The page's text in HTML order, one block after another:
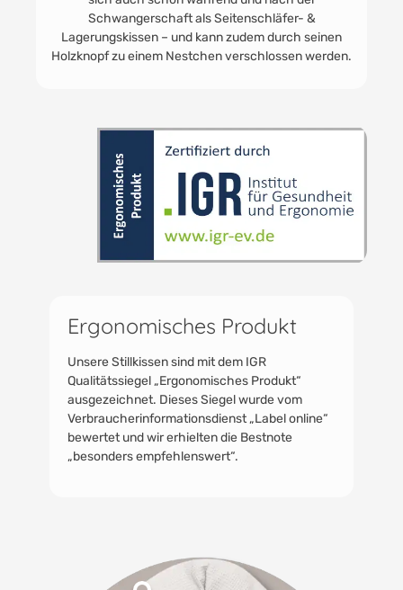
Die Füllung des Stillkissens besteht aus silikonisierten
Polyester-Hohlfasern: Dadurch raschelt es nicht,
fasst sich ähnlich an wie ein normales Kissen und
sorgt so für ein angenehmes Liegegefühl für Mutter
Ergonomisches Produkt
Unsere Stillkissen sind mit dem IGR
Qualitätssiegel „Ergonomisches Produkt“
ausgezeichnet. Dieses Siegel wurde vom
Verbraucherinformationsdienst „Label online“
bewertet und wir erhielten die Bestnote
„besonders empfehlenswert“.